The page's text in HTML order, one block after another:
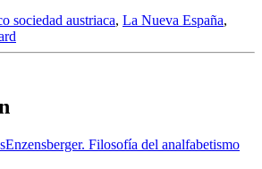
sociedad austriaca, La Nueva España,
Enzensberger. Filosofía del analfabetismo